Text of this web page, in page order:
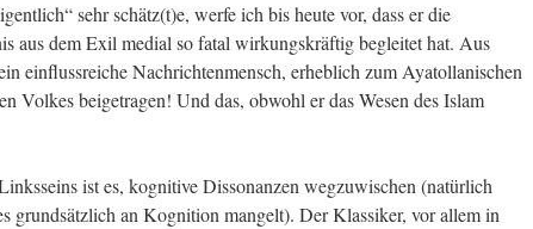
sehr schätz(t)e, werfe ich bis heute vor, dass er die
aus dem Exil medial so fatal wirkungskräftig begleitet hat. Aus
einflussreiche Nachrichtenmensch, erheblich zum Ayatollanischen
Volkes beigetragen! Und das, obwohl er das Wesen des Islam
ist es, kognitive Dissonanzen wegzuwischen (natürlich
grundsätzlich an Kognition mangelt). Der Klassiker, vor allem in